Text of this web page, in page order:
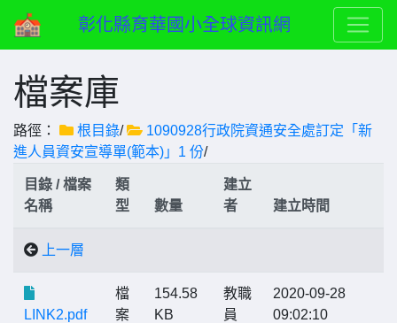
彰化縣育華國小全球資訊網
檔案庫
路徑： 根目錄/
1090928行政院資通安全處訂定「新
進人員資安宣導單(範本)」1 份/
目錄 / 檔案
名稱
類
型
數量
建立
者
建立時間
上一層
LINK2.pdf
檔
案
154.58
KB
教職
員
2020-09-28
09:02:10